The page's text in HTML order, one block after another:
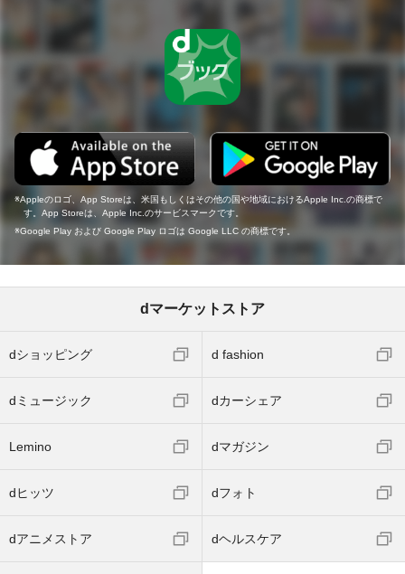
Appleのロゴ、App Storeは、米国もしくはその他の国や地域におけるApple Inc.の商標で
す。App Storeは、Apple Inc.のサービスマークです。
Google Play および Google Play ロゴは Google LLC の商標です。
dマーケットストア
dショッピング d fashion
dミュージック dカーシェア
Lemino dマガジン
dヒッツ dフォト
dアニメストア dヘルスケア